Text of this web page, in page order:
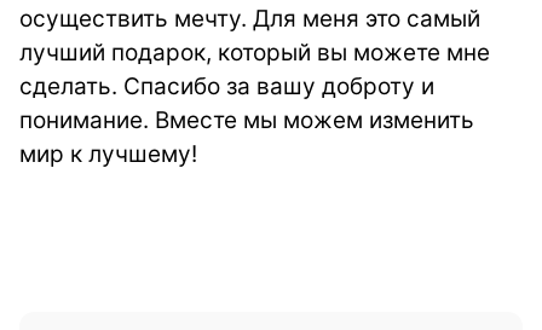
осуществить мечту. Для меня это самый
лучший подарок, который вы можете мне
сделать. Спасибо за вашу доброту и
понимание. Вместе мы можем изменить
мир к лучшему!